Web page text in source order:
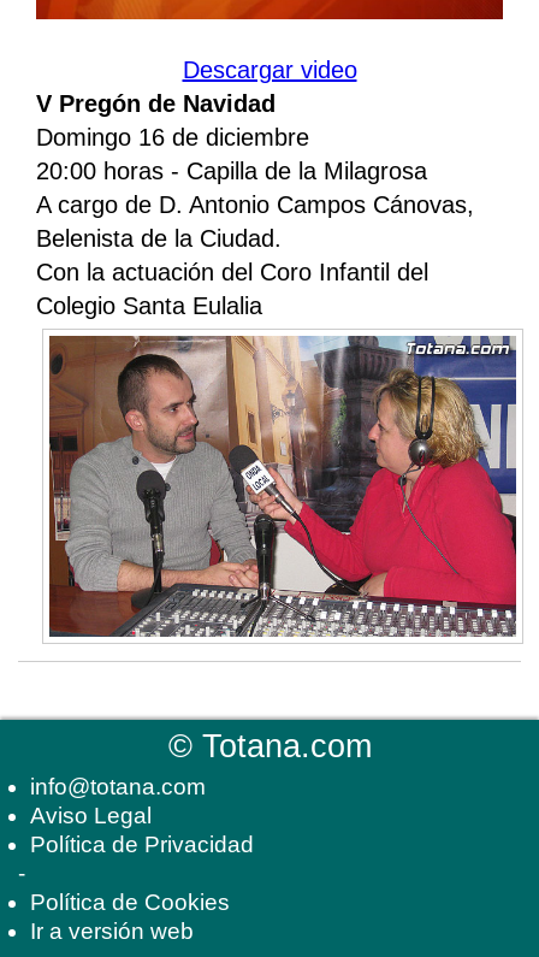
Descargar video
V Pregón de Navidad
Domingo 16 de diciembre
20:00 horas - Capilla de la Milagrosa
A cargo de D. Antonio Campos Cánovas,
Belenista de la Ciudad.
Con la actuación del Coro Infantil del
Colegio Santa Eulalia
©Totana.com
info@totana.com
Aviso Legal
Política de Privacidad
-
Política de Cookies
Ir a versión web